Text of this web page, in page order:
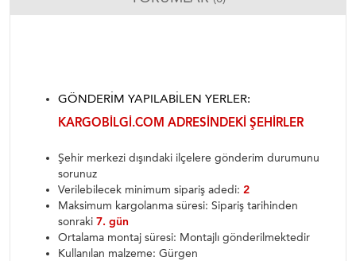
GÖNDERIM YAPILABILEN YERLER:
KARGOBILGI.COM ADRESINDEKI ŞEHIRLER
Şehir merkezi dışındaki ilçelere gönderim durumunu
sorunuz
Verilebilecek minimum sipariş adedi: 2
Maksimum kargolanma süresi: Sipariş tarihinden
sonraki 7. gün
Ortalama montaj süresi: Montajlı gönderilmektedir
Kullanılan malzeme: Gürgen